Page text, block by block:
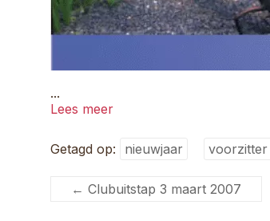
...
Lees meer
Getagd op: nieuwjaar voorzitter
← Clubuitstap 3 maart 2007